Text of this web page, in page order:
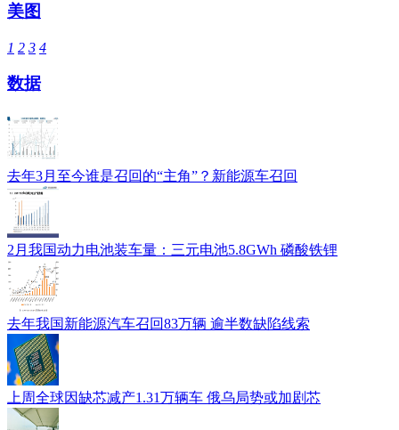
美图
1 2 3 4
数据
去年3月至今谁是召回的“主角”？新能源车召回
2月我国动力电池装车量：三元电池5.8GWh 磷酸铁锂
去年我国新能源汽车召回83万辆 逾半数缺陷线索
上周全球因缺芯减产1.31万辆车 俄乌局势或加剧芯